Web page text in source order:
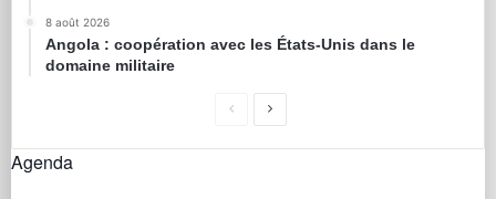
8 août 2026
Angola : coopération avec les États-Unis dans le
domaine militaire
Agenda